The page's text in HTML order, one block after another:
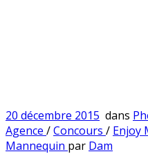
20 décembre 2015 dans
Agence /Concours / Enjoy
Mannequin par Dam